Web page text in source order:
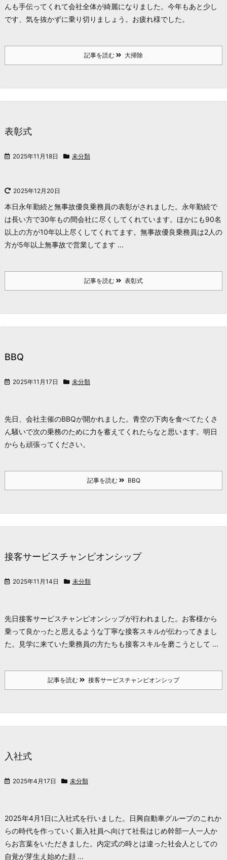
んも手伝ってくれて会社全体が綺麗になりました。 今年もあと少し
です、気を抜かずに乗り切りましょう。お疲れ様でした。
記事を読む 大掃除
表彰式
2025年11月18日 未分類
2025年12月20日
本日永年勤続と無事故優良乗務員の表彰がされました。永年勤続で
は長い方で30年もの間会社に尽くしてくれています。ほかにも90名
以上の方が10年以上尽くしてくれてます。 無事故優良乗務員は2人の
方が5年以上無事故で営業してます ...
記事を読む 表彰式
BBQ
2025年11月17日 未分類
先日、会社主催のBBQが開かれました。青空の下肉を食べてたくさ
ん騒いで次の乗務のために力を蓄えてくれたらなと思います。 明日
からも頑張ってください。
記事を読む BBQ
接客サービスチャンピオンシップ
2025年11月14日 未分類
先日接客サービスチャンピオンシップが行われました。 お客様から
乗って良かったと思えるような丁寧な接客スキルが伝わってきまし
た。
見学に来ていた乗務員の方たちも接客スキルを磨こうとして ...
記事を読む 接客サービスチャンピオンシップ
入社式
2025年4月17日 未分類
2025年4月1日に入社式を行いました。
日興自動車グループのこれか
らの時代を作っていく新入社員へ向けて社長はじめ幹部一人一人か
らお言葉をいただきました。 内定式の時とは違った社会人としての
自覚が芽生え始めた顔 ...